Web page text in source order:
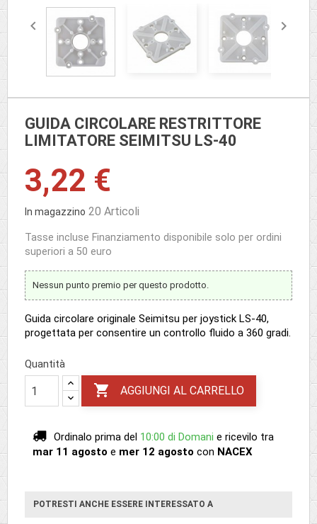
 
GUIDA CIRCOLARE RESTRITTORE
LIMITATORE SEIMITSU LS-40
3,22 €
In magazzino 20 Articoli
Tasse incluse Finanziamento disponibile solo per ordini
superiori a 50 euro
Nessun punto premio per questo prodotto.
Guida circolare originale Seimitsu per joystick LS-40,
progettata per consentire un controllo fluido a 360 gradi.
Quantità
 AGGIUNGI AL CARRELLO
Ordinalo prima del 10:00 di Domani e ricevilo tra
mar 11 agosto e mer 12 agosto con NACEX
POTRESTI ANCHE ESSERE INTERESSATO A